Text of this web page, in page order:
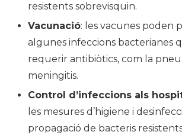
resistents sobrevisquin.
Vacunació: les vacunes poden
algunes infeccions bacterianes
requerir antibiòtics, com la
meningitis.
Control d’infeccions als
les mesures d’higiene i
propagació de bacteris